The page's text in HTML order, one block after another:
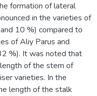
formation of lateral
in the varieties of
10 %) compared to
of Aliy Parus and
%). It was noted that
of the stem of
varieties. In the
length of the stalk